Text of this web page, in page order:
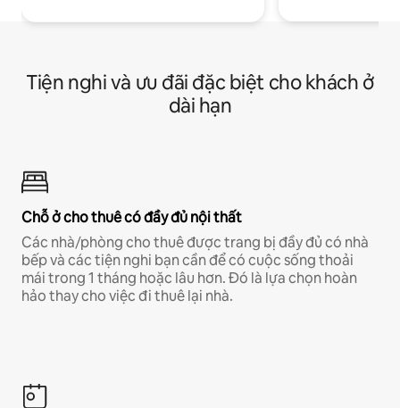
Tiện nghi và ưu đãi đặc biệt cho khách ở
dài hạn
Chỗ ở cho thuê có đầy đủ nội thất
Các nhà/phòng cho thuê được trang bị đầy đủ có nhà
bếp và các tiện nghi bạn cần để có cuộc sống thoải
mái trong 1 tháng hoặc lâu hơn. Đó là lựa chọn hoàn
hảo thay cho việc đi thuê lại nhà.